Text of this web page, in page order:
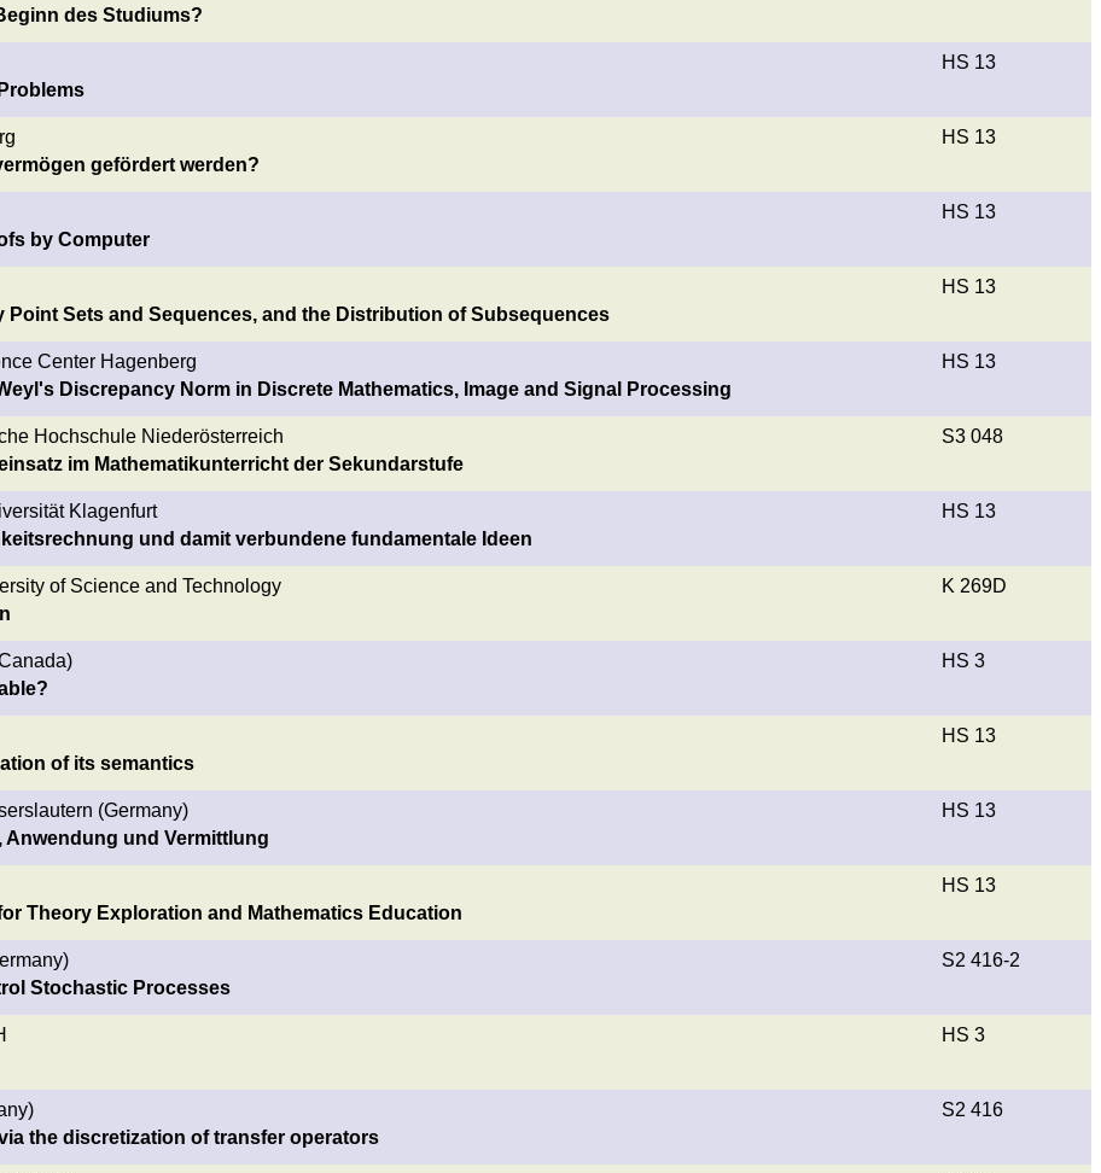
des Studiums?
HS 13
gefördert werden?
HS 13
by Computer
HS 13
Sets and Sequences, and the Distribution of Subsequences
HS 13
Center Hagenberg
Discrepancy Norm in Discrete Mathematics, Image and Signal Processing
HS 13
Hochschule Niederösterreich
im Mathematikunterricht der Sekundarstufe
S3 048
Klagenfurt
und damit verbundene fundamentale Ideen
HS 13
of Science and Technology
K 269D
HS 3
of its semantics
HS 13
(Germany)
Anwendung und Vermittlung
HS 13
Theory Exploration and Mathematics Education
HS 13
Stochastic Processes
S2 416-2
HS 3
the discretization of transfer operators
S2 416